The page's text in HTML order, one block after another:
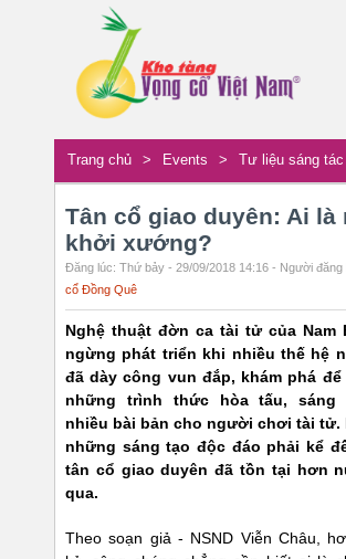
Trang chủ > Events > Tư liệu sáng tác
Tân cổ giao duyên: Ai
khởi xướng?
Đăng lúc: Thứ bảy - 29/09/2018 14:16 - Người đăng
cổ Đồng Quê
Nghệ thuật đờn ca tài tử của Nam
ngừng phát triển khi nhiều thế hệ
đã dày công vun đắp, khám phá để
những trình thức hòa tấu, sáng
nhiều bài bản cho người chơi tài tử.
những sáng tạo độc đáo phải kể
tân cổ giao duyên đã tồn tại hơn
qua.
Theo soạn giả - NSND Viễn Châu,